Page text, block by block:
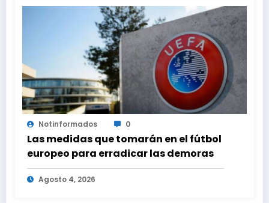
Notinformados 0
Las medidas que tomarán en el fútbol
europeo para erradicar las demoras
Agosto 4, 2026